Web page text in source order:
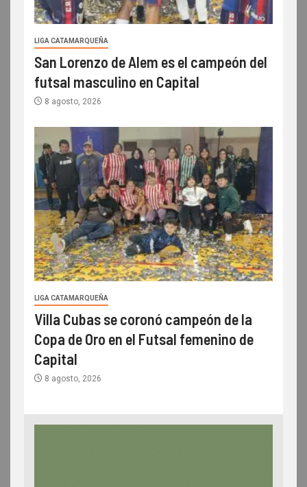
LIGA CATAMARQUEÑA
San Lorenzo de Alem es el campeón del
futsal masculino en Capital
8 agosto, 2026
LIGA CATAMARQUEÑA
Villa Cubas se coronó campeón de la
Copa de Oro en el Futsal femenino de
Capital
8 agosto, 2026